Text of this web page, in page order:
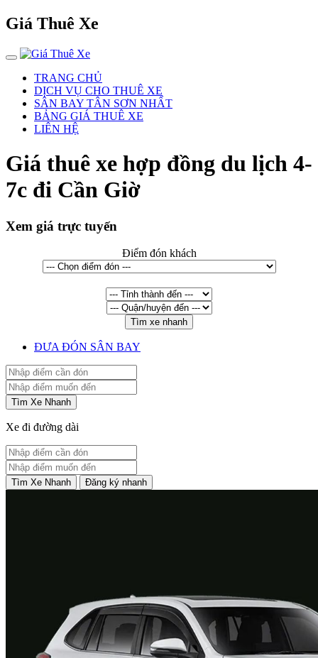
Giá Thuê Xe
TRANG CHỦ
DỊCH VỤ CHO THUÊ XE
SÂN BAY TÂN SƠN NHẤT
BẢNG GIÁ THUÊ XE
LIÊN HỆ
Giá thuê xe hợp đồng du lịch 4-
7c đi Cần Giờ
Xem giá trực tuyến
Điểm đón khách
Tìm xe nhanh
ĐƯA ĐÓN SÂN BAY
Tìm Xe Nhanh
Xe đi đường dài
Tìm Xe Nhanh Đăng ký nhanh